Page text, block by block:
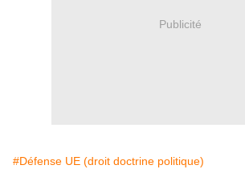
Publicité
#Défense UE (droit doctrine politique)